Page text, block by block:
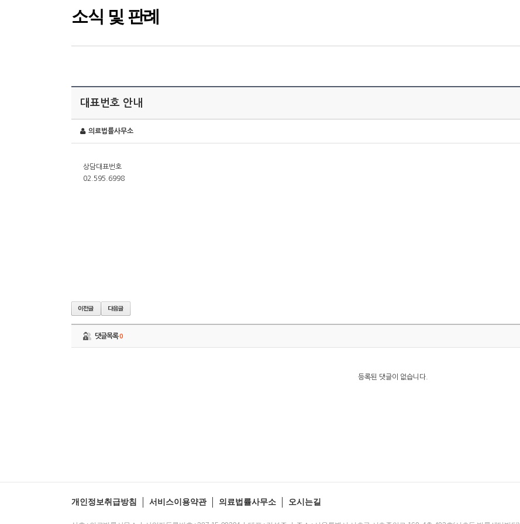
소식 및 판례
대표번호 안내
의료법률사무소
상담대표번호
02.595.6998
댓글목록0
등록된 댓글이 없습니다.
개인정보취급방침 서비스이용약관 의료법률사무소 오시는길